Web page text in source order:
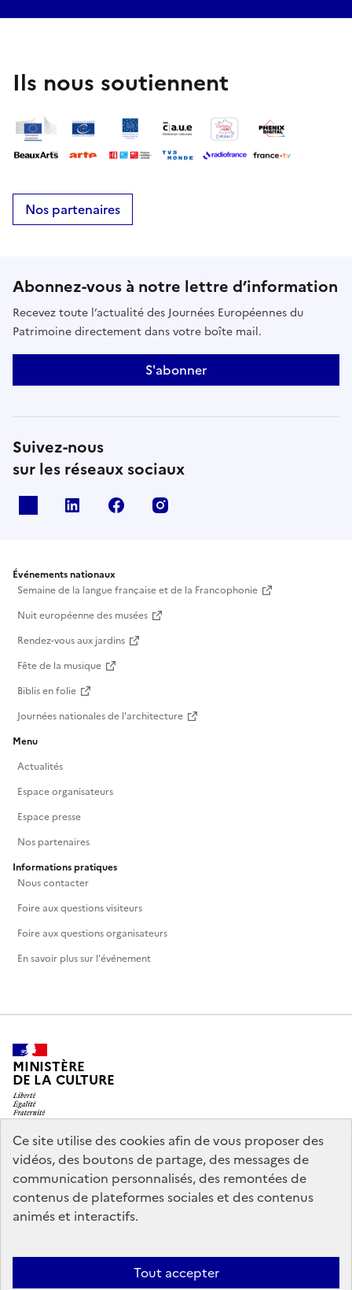
Ce site utilise des cookies afin de vous proposer des
vidéos, des boutons de partage, des messages de
communication personnalisés, des remontées de
contenus de plateformes sociales et des contenus
animés et interactifs.
Tout accepter
Ils nous soutiennent
Nos partenaires
Abonnez-vous à notre lettre d’information
Recevez toute l’actualité des Journées Européennes du
Patrimoine directement dans votre boîte mail.
S'abonner
Suivez-nous
sur les réseaux sociaux
Linkedin Facebook
Événements nationaux
Semaine de la langue française et de la Francophonie
Nuit européenne des musées
Rendez-vous aux jardins
Fête de la musique
Biblis en folie
Journées nationales de l'architecture
Menu
Actualités
Espace organisateurs
Espace presse
Nos partenaires
Informations pratiques
Nous contacter
Foire aux questions visiteurs
Foire aux questions organisateurs
En savoir plus sur l'événement
MINISTÈRE
DE LA CULTURE
legifrance.gouv.fr
info.gouv.fr
service-public.gouv.fr
data.gouv.fr
Mentions légales